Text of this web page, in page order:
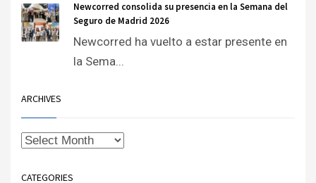
Newcorred consolida su presencia en la Semana del
Seguro de Madrid 2026
Newcorred ha vuelto a estar presente en
la Sema...
ARCHIVES
CATEGORIES